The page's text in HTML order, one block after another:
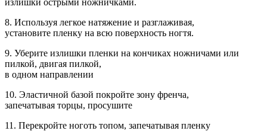
излишки острыми ножничками.
8. Используя легкое натяжение и разглаживая,
установите пленку на всю поверхность ногтя.
9. Уберите излишки пленки на кончиках ножничами или
пилкой, двигая пилкой,
в одном направлении
10. Эластичной базой покройте зону френча,
запечатывая торцы, просушите
11. Перекройте ноготь топом, запечатывая пленку